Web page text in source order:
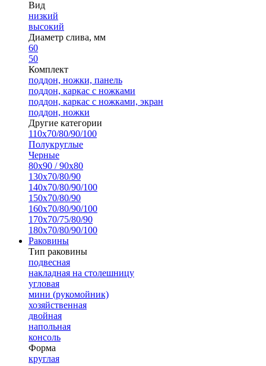
Вид
низкий
высокий
Диаметр слива, мм
60
50
Комплект
поддон, ножки, панель
поддон, каркас с ножками
поддон, каркас с ножками, экран
поддон, ножки
Другие категории
110х70/80/90/100
Полукруглые
Черные
80х90 / 90х80
130х70/80/90
140х70/80/90/100
150х70/80/90
160х70/80/90/100
170х70/75/80/90
180х70/80/90/100
Раковины
Тип раковины
подвесная
накладная на столешницу
угловая
мини (рукомойник)
хозяйственная
двойная
напольная
консоль
Форма
круглая